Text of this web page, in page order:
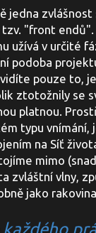
jedna zvlášnost
tzv. "front
užívá v určité
podoba
pouze to,
ztotožnily se
platnou.
typu vnímání,
na Síť
mimo
zvláštní vlny,
jako
každého